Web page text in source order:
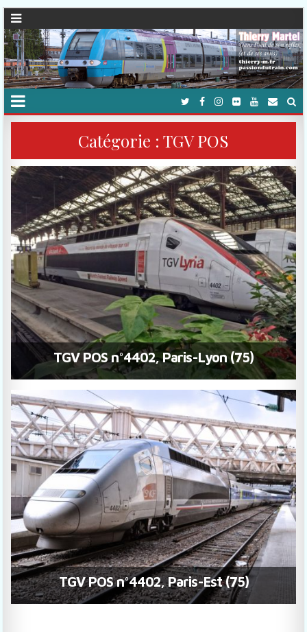
Catégorie : TGV POS
TGV POS n°4402, Paris-Lyon (75)
TGV POS n°4402, Paris-Est (75)